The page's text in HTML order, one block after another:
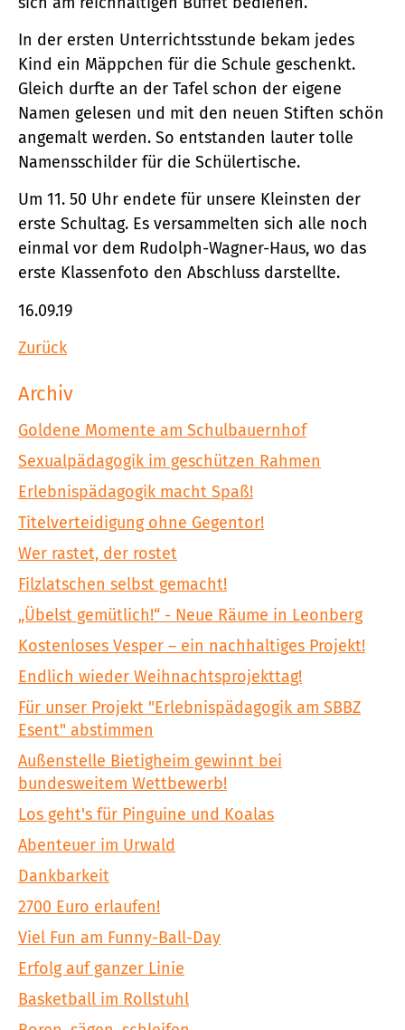
In der ersten Unterrichtsstunde bekam jedes
Kind ein Mäppchen für die Schule geschenkt.
Gleich durfte an der Tafel schon der eigene
Namen gelesen und mit den neuen Stiften schön
angemalt werden. So entstanden lauter tolle
Namensschilder für die Schülertische.
Um 11. 50 Uhr endete für unsere Kleinsten der
erste Schultag. Es versammelten sich alle noch
einmal vor dem Rudolph-Wagner-Haus, wo das
erste Klassenfoto den Abschluss darstellte.
16.09.19
Zurück
Archiv
Goldene Momente am Schulbauernhof
Sexualpädagogik im geschützen Rahmen
Erlebnispädagogik macht Spaß!
Titelverteidigung ohne Gegentor!
Wer rastet, der rostet
Filzlatschen selbst gemacht!
„Übelst gemütlich!“ - Neue Räume in Leonberg
Kostenloses Vesper – ein nachhaltiges Projekt!
Endlich wieder Weihnachtsprojekttag!
Für unser Projekt "Erlebnispädagogik am SBBZ
Esent" abstimmen
Außenstelle Bietigheim gewinnt bei
bundesweitem Wettbewerb!
Los geht's für Pinguine und Koalas
Abenteuer im Urwald
Dankbarkeit
2700 Euro erlaufen!
Viel Fun am Funny-Ball-Day
Erfolg auf ganzer Linie
Basketball im Rollstuhl